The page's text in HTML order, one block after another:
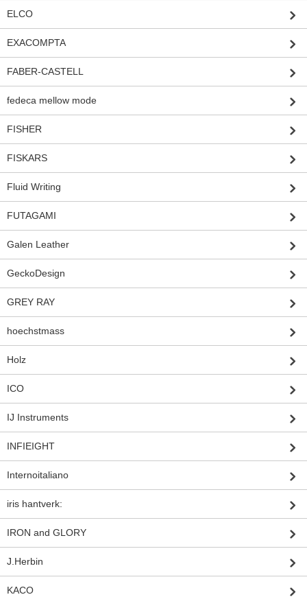
ELCO
EXACOMPTA
FABER-CASTELL
fedeca mellow mode
FISHER
FISKARS
Fluid Writing
FUTAGAMI
Galen Leather
GeckoDesign
GREY RAY
hoechstmass
Holz
ICO
IJ Instruments
INFIEIGHT
Internoitaliano
iris hantverk:
IRON and GLORY
J.Herbin
KACO